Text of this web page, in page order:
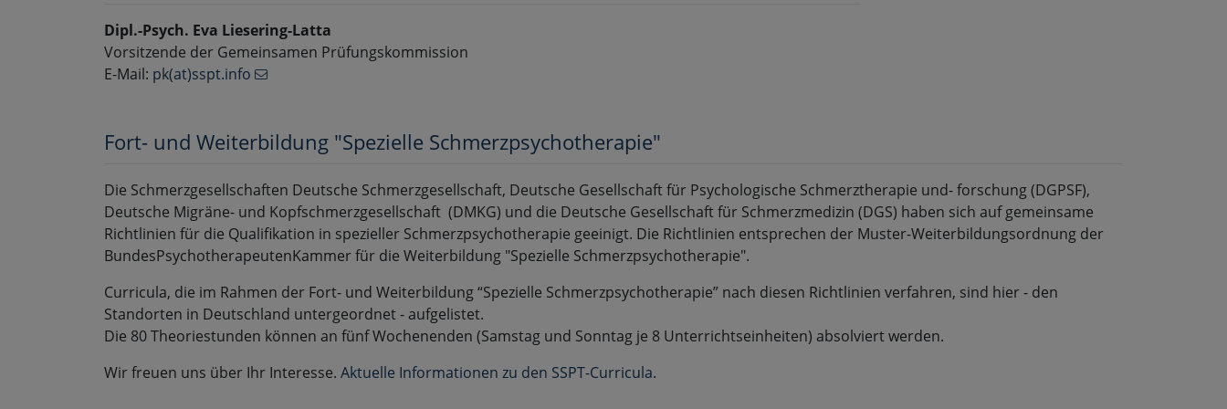
Dipl.-Psych. Eva Liesering-Latta
Vorsitzende der Gemeinsamen Prüfungskommission
E-Mail: pk(at)sspt.info
Fort- und Weiterbildung "Spezielle Schmerzpsychotherapie"
Die Schmerzgesellschaften Deutsche Schmerzgesellschaft, Deutsche Gesellschaft für Psychologische Schmerztherapie und- forschung (DGPSF),
Deutsche Migräne- und Kopfschmerzgesellschaft (DMKG) und die Deutsche Gesellschaft für Schmerzmedizin (DGS) haben sich auf gemeinsame
Richtlinien für die Qualifikation in spezieller Schmerzpsychotherapie geeinigt. Die Richtlinien entsprechen der Muster-Weiterbildungsordnung der
BundesPsychotherapeutenKammer für die Weiterbildung "Spezielle Schmerzpsychotherapie".
Curricula, die im Rahmen der Fort- und Weiterbildung “Spezielle Schmerzpsychotherapie” nach diesen Richtlinien verfahren, sind hier - den
Standorten in Deutschland untergeordnet - aufgelistet.
Die 80 Theoriestunden können an fünf Wochenenden (Samstag und Sonntag je 8 Unterrichtseinheiten) absolviert werden.
Wir freuen uns über Ihr Interesse. Aktuelle Informationen zu den SSPT-Curricula.